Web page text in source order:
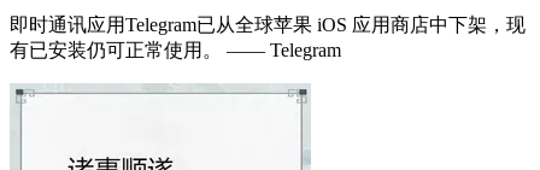
即时通讯应用Telegram已从全球苹果 iOS 应用商店中下架，现
有已安装仍可正常使用。 —— Telegram